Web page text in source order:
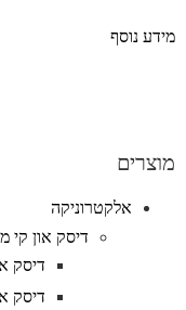
מוצרים
אלקטרוניקה
דיסק און קי
דיסק
דיסק
מידע נוסף